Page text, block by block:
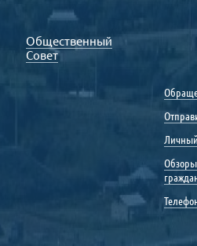
Общественный
Совет